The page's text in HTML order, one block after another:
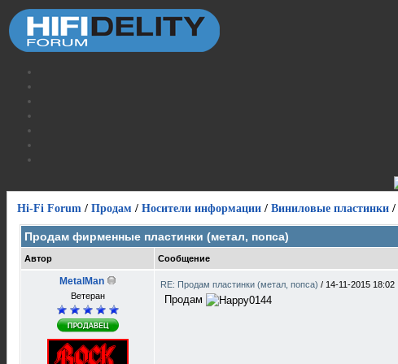
Hi-Fi Forum / Продам / Носители информации / Виниловые пластинки /
Продам фирменные пластинки (метал, попса)
Автор Сообщение
MetalMan
Ветеран
RE: Продам пластинки (метал, попса) / 14-11-2015 18:02
Продам